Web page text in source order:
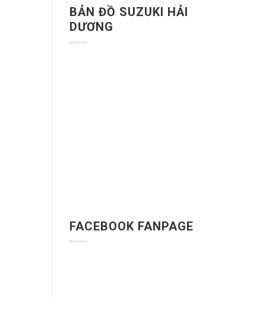
BẢN ĐỒ SUZUKI HẢI
DƯƠNG
FACEBOOK FANPAGE